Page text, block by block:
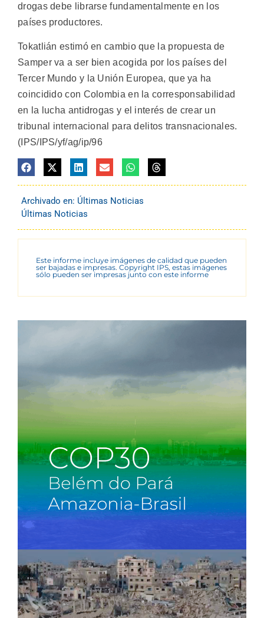
drogas debe librarse fundamentalmente en los
países productores.
Tokatlián estimó en cambio que la propuesta de
Samper va a ser bien acogida por los países del
Tercer Mundo y la Unión Europea, que ya ha
coincidido con Colombia en la corresponsabilidad
en la lucha antidrogas y el interés de crear un
tribunal internacional para delitos transnacionales.
(IPS/IPS/yf/ag/ip/96
Archivado en: Últimas Noticias
Últimas Noticias
Este informe incluye imágenes de calidad que pueden
ser bajadas e impresas. Copyright IPS, estas imágenes
sólo pueden ser impresas junto con este informe